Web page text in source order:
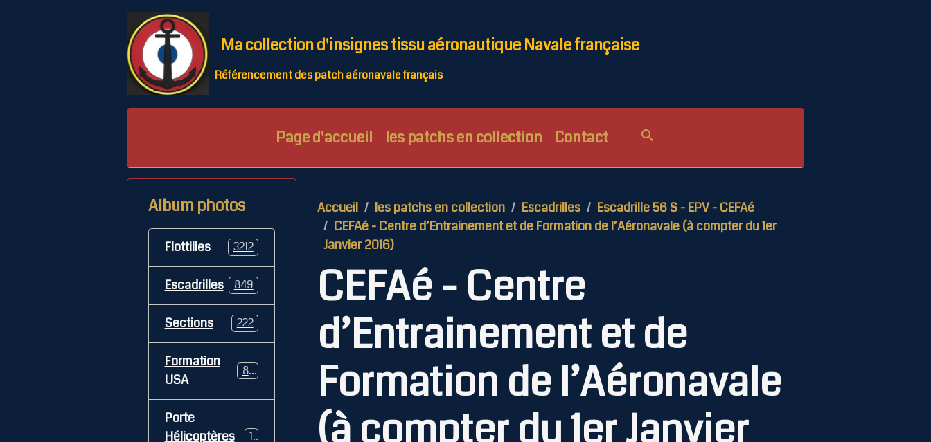
Ma collection d'insignes tissu aéronautique Navale française
Référencement des patch aéronavale français
Page d'accueil les patchs en collection Contact
Accueil les patchs en collection Escadrilles
Escadrille 56 S - EPV - CEFAé
CEFAé - Centre d’Entrainement et de Formation de l’Aéronavale (à compter du 1er
Janvier 2016)
CEFAé - Centre
d’Entrainement et de
Formation de l’Aéronavale
(à compter du 1er Janvier
Album photos
Flottilles 3212
Escadrilles 849
Sections 222
Formation
USA
84
Porte
Hélicoptères
12